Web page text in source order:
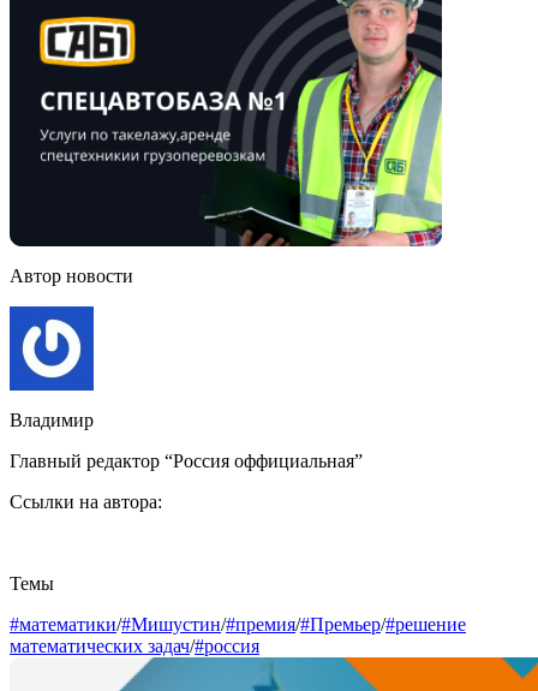
Автор новости
Владимир
Главный редактор “Россия оффициальная”
Ссылки на автора:
Темы
#математики/#Мишустин/#премия/#Премьер/#решение
математических задач/#россия